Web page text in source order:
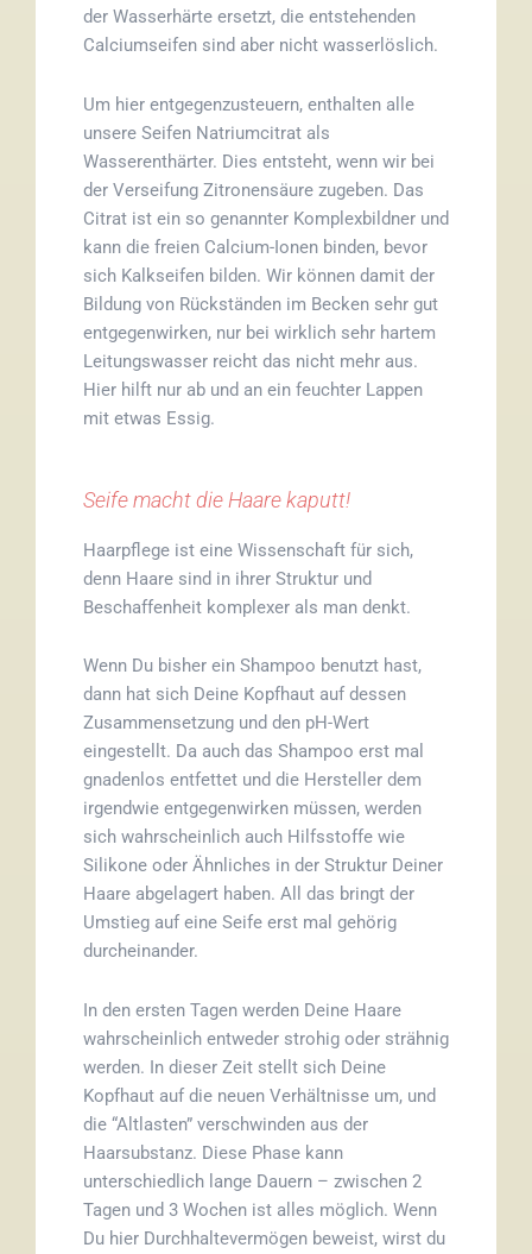
der Wasserhärte ersetzt, die entstehenden
Calciumseifen sind aber nicht wasserlöslich.
Um hier entgegenzusteuern, enthalten alle
unsere Seifen Natriumcitrat als
Wasserenthärter. Dies entsteht, wenn wir bei
der Verseifung Zitronensäure zugeben. Das
Citrat ist ein so genannter Komplexbildner und
kann die freien Calcium-Ionen binden, bevor
sich Kalkseifen bilden. Wir können damit der
Bildung von Rückständen im Becken sehr gut
entgegenwirken, nur bei wirklich sehr hartem
Leitungswasser reicht das nicht mehr aus.
Hier hilft nur ab und an ein feuchter Lappen
mit etwas Essig.
Seife macht die Haare kaputt!
Haarpflege ist eine Wissenschaft für sich,
denn Haare sind in ihrer Struktur und
Beschaffenheit komplexer als man denkt.
Wenn Du bisher ein Shampoo benutzt hast,
dann hat sich Deine Kopfhaut auf dessen
Zusammensetzung und den pH-Wert
eingestellt. Da auch das Shampoo erst mal
gnadenlos entfettet und die Hersteller dem
irgendwie entgegenwirken müssen, werden
sich wahrscheinlich auch Hilfsstoffe wie
Silikone oder Ähnliches in der Struktur Deiner
Haare abgelagert haben. All das bringt der
Umstieg auf eine Seife erst mal gehörig
durcheinander.
In den ersten Tagen werden Deine Haare
wahrscheinlich entweder strohig oder strähnig
werden. In dieser Zeit stellt sich Deine
Kopfhaut auf die neuen Verhältnisse um, und
die “Altlasten” verschwinden aus der
Haarsubstanz. Diese Phase kann
unterschiedlich lange Dauern – zwischen 2
Tagen und 3 Wochen ist alles möglich. Wenn
Du hier Durchhaltevermögen beweist, wirst du